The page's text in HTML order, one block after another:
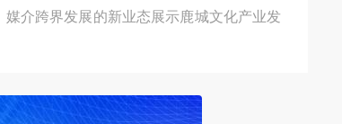
介跨界发展的新业态展示鹿城文化产业发